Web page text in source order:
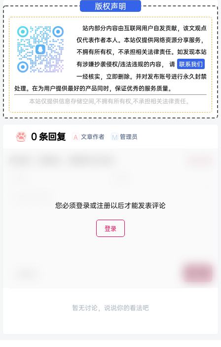
版权声明
站内部分内容由互联网用户自发贡献，该文观点
仅代表作者本人。本站仅提供网络资源分享服务，
不拥有所有权，不承担相关法律责任。如发现本站
有涉嫌抄袭侵权/违法违规的内容， 请 联系我们
一经核实，立即删除。并对发布账号进行永久封禁
处理。在为用户提供最好的产品同时，保证优秀的服务质量。
本站仅提供信息存储空间,不拥有所有权,不承担相关法律责任。
0 条回复 A 文章作者 M 管理员
您必须登录或注册以后才能发表评论
登录
暂无讨论，说说你的看法吧